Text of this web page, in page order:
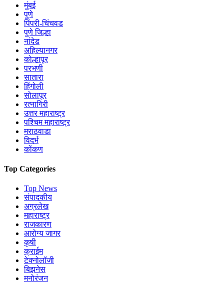
मुंबई
पुणे
पिंपरी-चिंचवड
पुणे जिल्हा
नांदेड
अहिल्यानगर
कोल्हापूर
परभणी
सातारा
हिंगोली
सोलापूर
रत्नागिरी
उत्तर महाराष्ट्र
पश्चिम महाराष्ट्र
मराठवाडा
विदर्भ
कोंकण
Top Categories
Top News
संपादकीय
अग्रलेख
महाराष्ट्र
राजकारण
आरोग्य जागर
कृषी
क्राईम
टेक्नोलॉजी
बिझनेस
मनोरंजन